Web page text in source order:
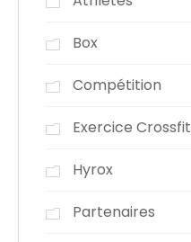
Box
Compétition
Exercice Crossfit
Hyrox
Partenaires